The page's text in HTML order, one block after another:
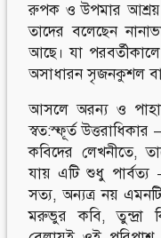
রুপক ও উপমার আশ্রয়
তাদের বলেছেন
আছে। যা
অসাধারন সৃজনকুশল বা
আসলে অরন্য ও
স্বত:স্ফূর্ত
কবিদের লেখনীতে,
যায় এটি শুধু পার্বত্য
সত্য, অন্যত্র নয়
মরুভুর কবি, তুন্দ্রা